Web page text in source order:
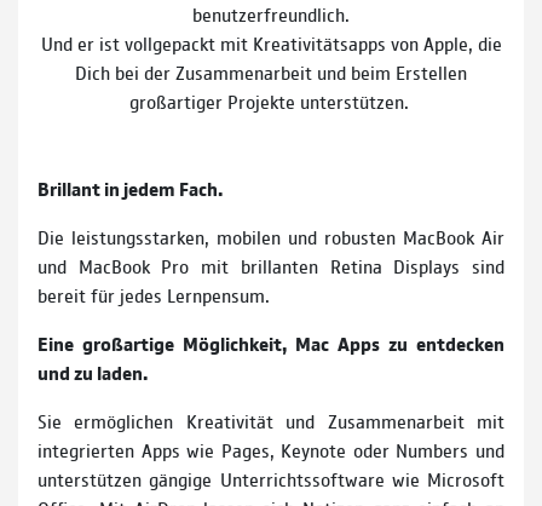
benutzerfreundlich.
Und er ist vollgepackt mit Kreativitätsapps von Apple, die
Dich bei der Zusammenarbeit und beim Erstellen
großartiger Projekte unterstützen.
Brillant in jedem Fach.
Die leistungsstarken, mobilen und robusten MacBook Air
und MacBook Pro mit brillanten Retina Displays sind
bereit für jedes Lernpensum.
Eine großartige Möglichkeit, Mac Apps zu entdecken
und zu laden.
Sie ermöglichen Kreativität und Zusammenarbeit mit
integrierten Apps wie Pages, Keynote oder Numbers und
unterstützen gängige Unterrichtssoftware wie Microsoft